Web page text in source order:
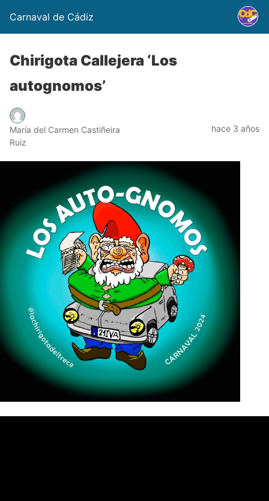
Carnaval de Cádiz
Chirigota Callejera ‘Los
autognomos’
María del Carmen Castiñeira
Ruiz
hace 3 años